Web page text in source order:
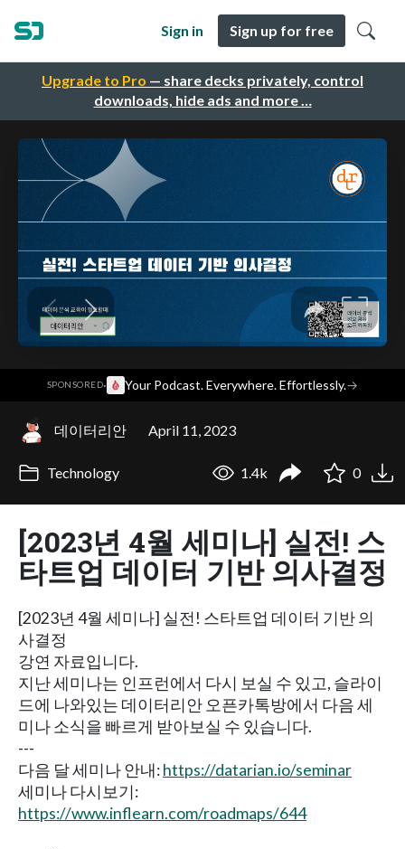
Upgrade to Pro — share decks privately, control
downloads, hide ads and more …
Sign in Sign up for free
SPONSORED· Your Podcast. Everywhere. Effortlessly.→
데이터리안 April 11, 2023
Technology 1.4k 0
[2023년 4월 세미나] 실전! 스
타트업 데이터 기반 의사결정
[2023년 4월 세미나] 실전! 스타트업 데이터 기반 의
사결정
강연 자료입니다.
지난 세미나는 인프런에서 다시 보실 수 있고, 슬라이
드에 나와있는 데이터리안 오픈카톡방에서 다음 세
미나 소식을 빠르게 받아보실 수 있습니다.
---
다음 달 세미나 안내:https://datarian.io/seminar
세미나 다시보기:
https://www.inflearn.com/roadmaps/644